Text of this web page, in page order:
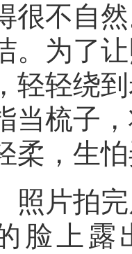
很不自
。为了
轻轻绕
当梳子
柔，生
片拍完
脸上露